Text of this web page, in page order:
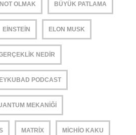
OLMAK BÜYÜK PATLAMA
EINSTEIN ELON MUSK
NEDIR
PODCAST
MEKANIĞI
MATRIX MICHIO KAKU